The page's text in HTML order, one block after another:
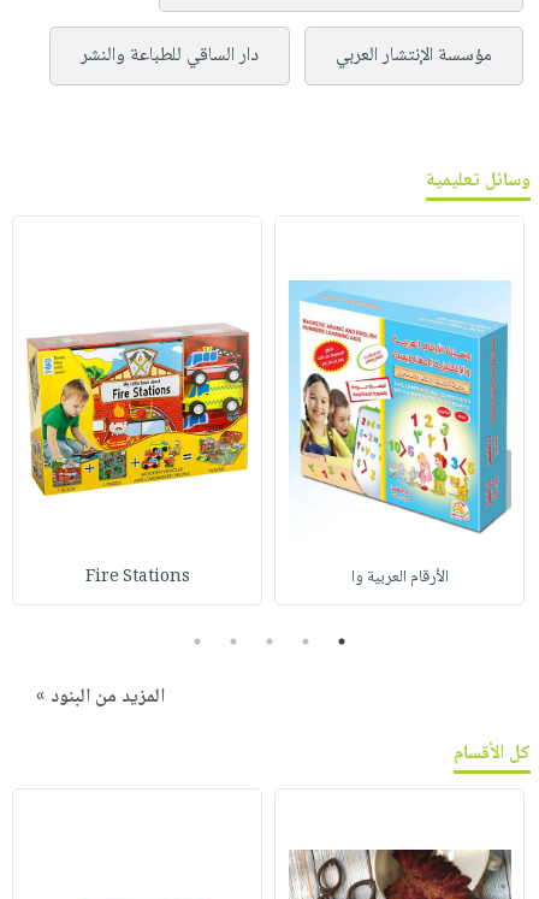
مؤسسة الإنتشار العربي دار الساقي للطباعة والنشر
وسائل تعليمية
الأرقام العربية وا Fire Stations
1
2
3
4
5
المزيد من البنود »
كل الأقسام